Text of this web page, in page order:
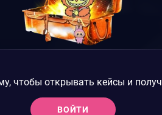
чтобы открывать кейсы и
ВОЙТИ